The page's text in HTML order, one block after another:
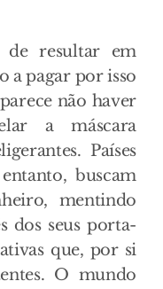
de resultar em
a pagar por isso
não haver
a máscara
Países
buscam
mentindo
dos seus porta-
que, por si
O mundo